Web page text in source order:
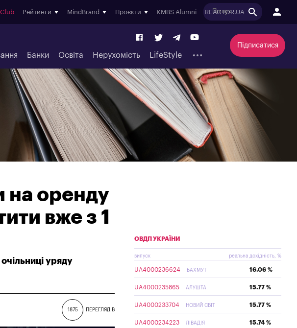
Рейтинги MindBrand Проєкти KMBS Alumni REACTOR.UA
Банки Освіта Нерухомість LifeStyle
Підписатися
на оренду
вже з 1
уряду
1875 ПЕРЕГЛЯДІВ
ОВДП УКРАЇНИ
випуск реальна дохідність, %
UA4000236624 БАХМУТ 16.06 %
UA4000235865 АЛУШТА 15.77 %
UA4000233704 НОВИЙ СВІТ 15.77 %
UA4000234223 ЛІВАДІЯ 15.74 %